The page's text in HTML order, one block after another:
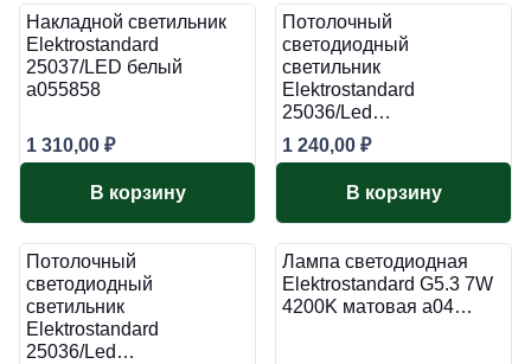
Накладной светильник
Elektrostandard
25037/LED белый
a055858
1 310,00 ₽
В корзину
Потолочный
светодиодный
светильник
Elektrostandard
25036/Led…
1 240,00 ₽
В корзину
Потолочный
светодиодный
светильник
Elektrostandard
25036/Led…
Лампа светодиодная
Elektrostandard G5.3 7W
4200K матовая a04…